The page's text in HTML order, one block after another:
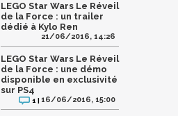
LEGO Star Wars Le Réveil
de la Force : un trailer
dédié à Kylo Ren
21/06/2016, 14:26
LEGO Star Wars Le Réveil
de la Force : une démo
disponible en exclusivité
sur PS4
1 |16/06/2016, 15:00